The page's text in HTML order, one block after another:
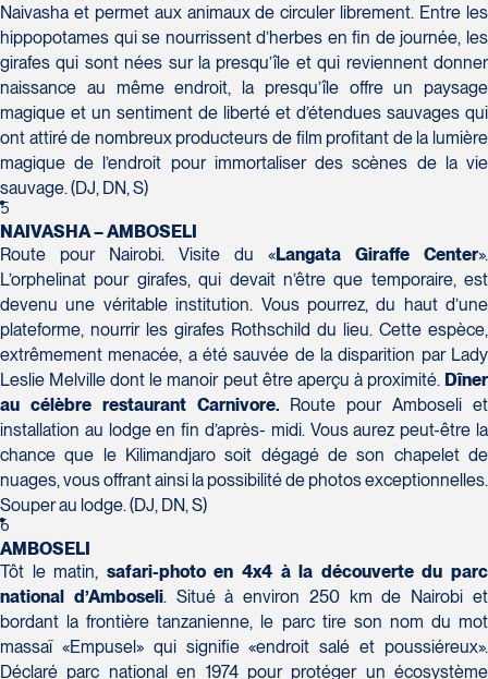
Naivasha et permet aux animaux de circuler librement. Entre les
hippopotames qui se nourrissent d’herbes en fin de journée, les
girafes qui sont nées sur la presqu’île et qui reviennent donner
naissance au même endroit, la presqu’île offre un paysage
magique et un sentiment de liberté et d’étendues sauvages qui
ont attiré de nombreux producteurs de film profitant de la lumière
magique de l’endroit pour immortaliser des scènes de la vie
sauvage. (DJ, DN, S)
5
NAIVASHA – AMBOSELI
Route pour Nairobi. Visite du «Langata Giraffe Center».
L’orphelinat pour girafes, qui devait n’être que temporaire, est
devenu une véritable institution. Vous pourrez, du haut d’une
plateforme, nourrir les girafes Rothschild du lieu. Cette espèce,
extrêmement menacée, a été sauvée de la disparition par Lady
Leslie Melville dont le manoir peut être aperçu à proximité. Dîner
au célèbre restaurant Carnivore. Route pour Amboseli et
installation au lodge en fin d’après- midi. Vous aurez peut-être la
chance que le Kilimandjaro soit dégagé de son chapelet de
nuages, vous offrant ainsi la possibilité de photos exceptionnelles.
Souper au lodge. (DJ, DN, S)
6
AMBOSELI
Tôt le matin, safari-photo en 4x4 à la découverte du parc
national d’Amboseli. Situé à environ 250 km de Nairobi et
bordant la frontière tanzanienne, le parc tire son nom du mot
massaï «Empusel» qui signifie «endroit salé et poussiéreux».
Déclaré parc national en 1974 pour protéger un écosystème
Voyages Action
230 Boulevard Sir-Wilfrid-Laurier
Beloeil
J3G 4G7
Tél :450-464-0363 / 1-800-331-0363
Voyages Boislard Poirier
2840 Boulevard Laframboise
Saint-Hyacinthe
J2S 4Z1
Tél :450-774-6436 / 1-800-561-2967
Voyages CAA Brossard
8940 Boulevard Leduc - Bureau 20
Brossard
J4Y 0G4
Tél :450-465-0620 / 1-844-869-2439
Voyages CAA Place de la Cité
2600 Boulevard Laurier #133, Place de la
Cité
Québec
G1V 4T3
Tél :418-653-9200 / 1-844-869-2439
Voyages CAA Québec
500 rue Bouvier - Suite 202
Québec
G2J 1E3
Tél :418-624-8222 / 1-844-869-2439
Voyages Émotions
2 rue Pleau